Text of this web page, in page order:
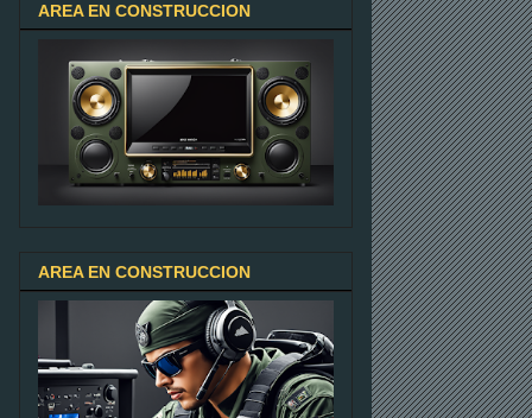
AREA EN CONSTRUCCION
AREA EN CONSTRUCCION